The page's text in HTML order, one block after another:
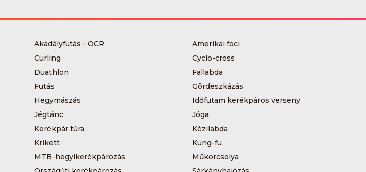
Akadályfutás - OCR
Amerikai foci
Curling
Cyclo-cross
Duathlon
Fallabda
Futás
Gördeszkázás
Hegymászás
Időfutam kerékpáros verseny
Jégtánc
Jóga
Kerékpár túra
Kézilabda
Krikett
Kung-fu
MTB-hegyikerékpározás
Műkorcsolya